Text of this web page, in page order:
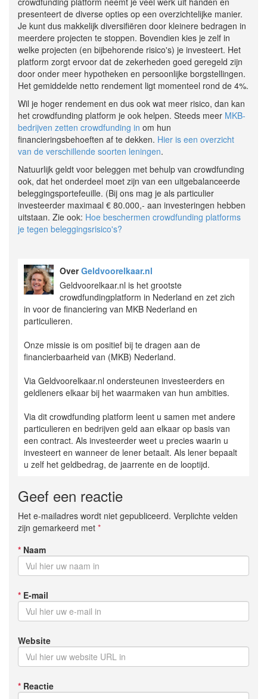
presenteert de diverse opties op een overzichtelijke manier.
Je kunt dus makkelijk diversifiëren door kleinere bedragen in
meerdere projecten te stoppen. Bovendien kies je zelf in
welke projecten (en bijbehorende risico's) je investeert. Het
platform zorgt ervoor dat de zekerheden goed geregeld zijn
door onder meer hypotheken en persoonlijke borgstellingen.
Het gemiddelde netto rendement ligt momenteel rond de 4%.
Wil je hoger rendement en dus ook wat meer risico, dan kan
het crowdfunding platform je ook helpen. Steeds meer MKB-
bedrijven zetten crowdfunding in om hun
financieringsbehoeften af te dekken. Hier is een overzicht
van de verschillende soorten leningen.
Natuurlijk geldt voor beleggen met behulp van crowdfunding
ook, dat het onderdeel moet zijn van een uitgebalanceerde
beleggingsportefeuille. (Bij ons mag je als particulier
investeerder maximaal € 80.000,- aan investeringen hebben
uitstaan. Zie ook: Hoe beschermen crowdfunding platforms
je tegen beleggingsrisico's?
OverGeldvoorelkaar.nl
Geldvoorelkaar.nl is het grootste
crowdfundingplatform in Nederland en zet zich
in voor de financiering van MKB Nederland en
particulieren.
Onze missie is om positief bij te dragen aan de
financierbaarheid van (MKB) Nederland.
Via Geldvoorelkaar.nl ondersteunen investeerders en
geldleners elkaar bij het waarmaken van hun ambities.
Via dit crowdfunding platform leent u samen met andere
particulieren en bedrijven geld aan elkaar op basis van
een contract. Als investeerder weet u precies waarin u
investeert en wanneer de lener betaalt. Als lener bepaalt
u zelf het geldbedrag, de jaarrente en de looptijd.
Geef een reactie
Het e-mailadres wordt niet gepubliceerd. Verplichte velden
zijn gemarkeerd met *
* Naam
* E-mail
Website
* Reactie